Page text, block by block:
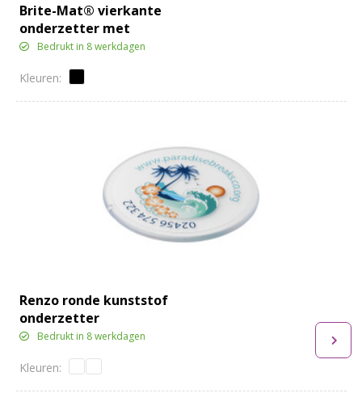
Brite-Mat® vierkante
onderzetter met
bandmateriaal
Bedrukt in 8 werkdagen
Renzo ronde kunststof
onderzetter
Bedrukt in 8 werkdagen